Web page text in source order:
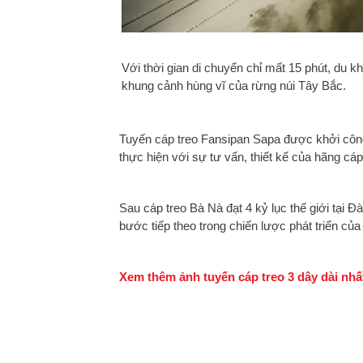
Với thời gian di chuyển chỉ mất 15 phút, du
khung cảnh hùng vĩ của rừng núi Tây Bắc.
Tuyến cáp treo Fansipan Sapa được khởi
thực hiện với sự tư vấn, thiết kế của hãng
Sau cáp treo Bà Nà đạt 4 kỷ lục thế giới tại
bước tiếp theo trong chiến lược phát triển
Xem thêm ảnh tuyến cáp treo 3 dây dài